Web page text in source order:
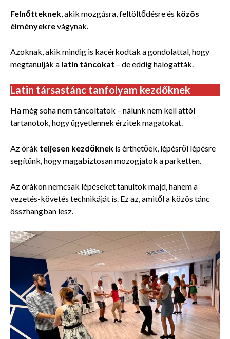
Felnőtteknek, akik mozgásra, feltöltődésre és közös
élményekrevágynak.
Azoknak, akik mindig is kacérkodtak a gondolattal, hogy
megtanulják a latin táncokat – de eddig halogatták.
Latin társastánc tanfolyam kezdőknek
Ha még soha nem táncoltatok – nálunk nem kell attól
tartanotok, hogy ügyetlennek érzitek magatokat.
Az órák teljesen kezdőknek is érthetőek, lépésről lépésre
segítünk, hogy magabiztosan mozogjatok a parketten.
Az órákon nemcsak lépéseket tanultok majd, hanem a
vezetés-követés technikáját is. Ez az, amitől a közös tánc
összhangban lesz.